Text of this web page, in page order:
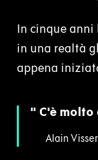
In cinque anni
in una realtà
appena
C'è
Alain